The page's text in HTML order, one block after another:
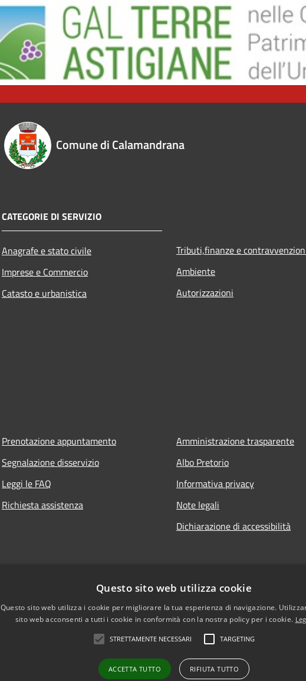
Comune di Calamandrana
CATEGORIE DI SERVIZIO
Anagrafe e stato civile
Imprese e Commercio
Catasto e urbanistica
Tributi,finanze e
Ambiente
Autorizzazioni
Prenotazione appuntamento
Segnalazione disservizio
Leggi le FAQ
Richiesta assistenza
Amministrazione trasparente
Albo Pretorio
Informativa privacy
Note legali
Dichiarazione di accessibilità
Questo sito web utilizza cookie
Questo sito web utilizza i cookie per migliorare la tua esperienza di navigazione.
sito web acconsenti a tutti i cookie in conformità con la nostra policy per i cookie.
STRETTAMENTE NECESSARI TARGETING
ACCETTA TUTTO RIFIUTA TUTTO